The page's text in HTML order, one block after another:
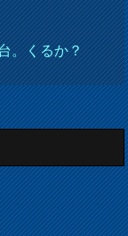
。くるか？